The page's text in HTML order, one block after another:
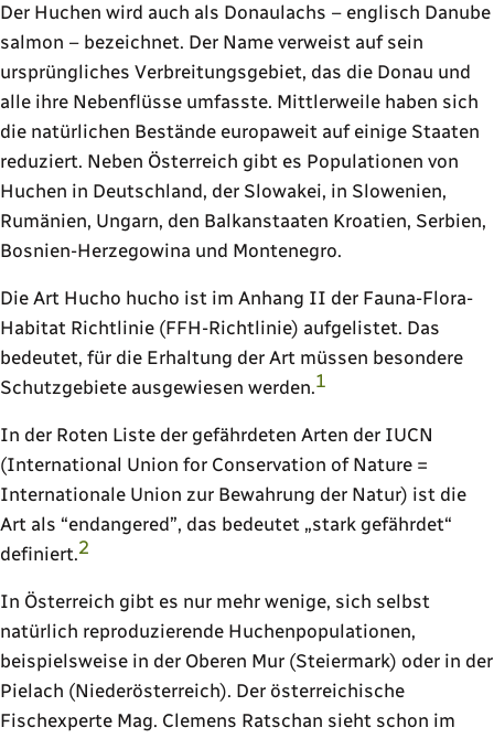
Der Huchen wird auch als Donaulachs – englisch Danube
salmon – bezeichnet. Der Name verweist auf sein
ursprüngliches Verbreitungsgebiet, das die Donau und
alle ihre Nebenflüsse umfasste. Mittlerweile haben sich
die natürlichen Bestände europaweit auf einige Staaten
reduziert. Neben Österreich gibt es Populationen von
Huchen in Deutschland, der Slowakei, in Slowenien,
Rumänien, Ungarn, den Balkanstaaten Kroatien, Serbien,
Bosnien-Herzegowina und Montenegro.
Die Art Hucho hucho ist im Anhang II der Fauna-Flora-
Habitat Richtlinie (FFH-Richtlinie) aufgelistet. Das
bedeutet, für die Erhaltung der Art müssen besondere
Schutzgebiete ausgewiesen werden.1
In der Roten Liste der gefährdeten Arten der IUCN
(International Union for Conservation of Nature =
Internationale Union zur Bewahrung der Natur) ist die
Art als
endangered , das bedeutet stark gefährdet
definiert.2
In Österreich gibt es nur mehr wenige, sich selbst
natürlich reproduzierende Huchenpopulationen,
beispielsweise in der Oberen Mur (Steiermark) oder in der
Pielach (Niederösterreich). Der österreichische
Fischexperte Mag. Clemens Ratschan sieht schon im